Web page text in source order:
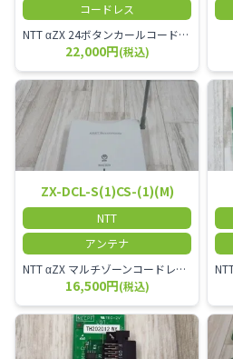
コードレス
NTT αZX 24ボタンカールコードレス電話機 無線タイプ、電話機と子機が離れるタイプのカールコードレス電話機です。 決裁者様等、オフィス内を頻繁に動かれる方のご使用が多いです。
22,000円(税込)
ZX-DCL-S(1)CS-(1)(M)
NTT
アンテナ
NTT αZX マルチゾーンコードレススターアンテナ(マスター)
16,500円(税込)